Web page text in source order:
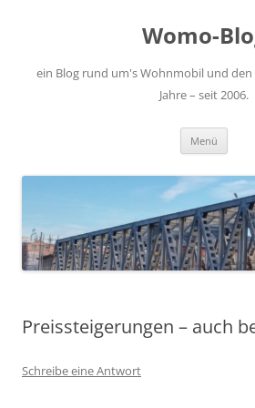
Womo-
ein Blog rund um's Wohnmobil und den
Jahre – seit 2006.
Menü
Preissteigerungen – auch
Schreibe eine Antwort